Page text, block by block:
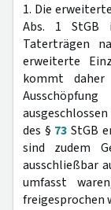
1. Die
Abs. 1 StGB
Taterträgen
erweiterte
kommt
des § 73 StGB
sind zudem
ausschließbar
umfasst
freigesprochen